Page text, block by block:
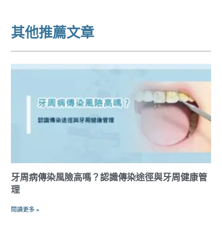
其他推薦文章
牙周病傳染風險高嗎？認識傳染途徑與牙周健康管
理
閱讀更多 »